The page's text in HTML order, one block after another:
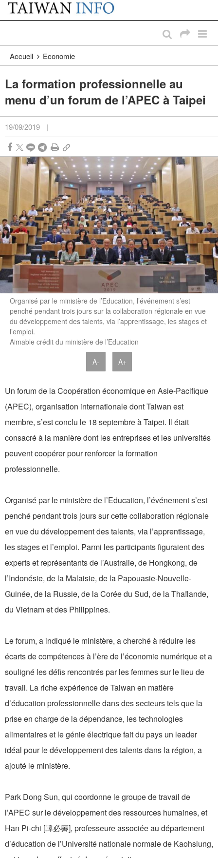
Passer au contenu principal
:::
Accueil Economie
La formation professionnelle au
menu d’un forum de l’APEC à Taipei
19/09/2019 |
Organisé par le ministère de l’Education, l’événement s’est
penché pendant trois jours sur la collaboration régionale en vue
du développement des talents, via l’apprentissage, les stages et
l’emploi.
Aimable crédit du ministère de l’Education
A- A+
Un forum de la Coopération économique en Asie-Pacifique
(APEC), organisation internationale dont Taiwan est
membre, s’est conclu le 18 septembre à Taipei. Il était
consacré à la manière dont les entreprises et les universités
peuvent coopérer pour renforcer la formation
professionnelle.
Organisé par le ministère de l’Education, l’événement s’est
penché pendant trois jours sur cette collaboration régionale
en vue du développement des talents, via l’apprentissage,
les stages et l’emploi. Parmi les participants figuraient des
experts et représentants de l’Australie, de Hongkong, de
l’Indonésie, de la Malaisie, de la Papouasie-Nouvelle-
Guinée, de la Russie, de la Corée du Sud, de la Thaïlande,
du Vietnam et des Philippines.
Le forum, a indiqué le ministère, a cherché à réduire les
écarts de compétences à l’ère de l’économie numérique et a
souligné les défis rencontrés par les femmes sur le lieu de
travail. La riche expérience de Taiwan en matière
d’éducation professionnelle dans des secteurs tels que la
prise en charge de la dépendance, les technologies
alimentaires et le génie électrique fait du pays un leader
idéal pour le développement des talents dans la région, a
ajouté le ministère.
Park Dong Sun, qui coordonne le groupe de travail de
l’APEC sur le développement des ressources humaines, et
Han Pi-chi [韓必霽], professeure associée au département
d’éducation de l’Université nationale normale de Kaohsiung,